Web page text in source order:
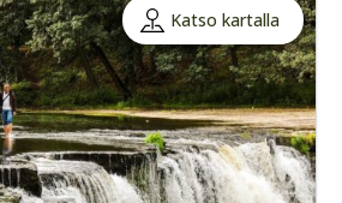
Katso kartalla